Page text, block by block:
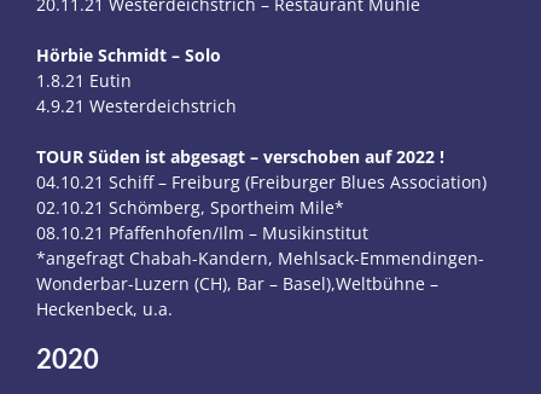
20.11.21 Westerdeichstrich – Restaurant Mühle
Hörbie Schmidt – Solo
1.8.21 Eutin
4.9.21 Westerdeichstrich
TOUR Süden ist abgesagt – verschoben auf 2022 !
04.10.21 Schiff – Freiburg (Freiburger Blues Association)
02.10.21 Schömberg, Sportheim Mile*
08.10.21 Pfaffenhofen/Ilm – Musikinstitut
*angefragt Chabah-Kandern, Mehlsack-Emmendingen-
Wonderbar-Luzern (CH), Bar – Basel),Weltbühne –
Heckenbeck, u.a.
2020